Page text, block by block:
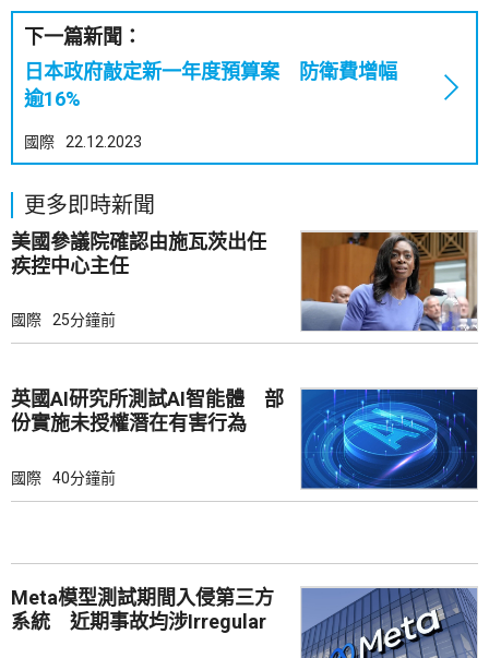
下一篇新聞：
日本政府敲定新一年度預算案 防衛費增幅
逾16%
國際 22.12.2023
更多即時新聞
美國參議院確認由施瓦茨出任
疾控中心主任
國際 25分鐘前
英國AI研究所測試AI智能體 部
份實施未授權潛在有害行為
國際 40分鐘前
Meta模型測試期間入侵第三方
系統 近期事故均涉Irregular